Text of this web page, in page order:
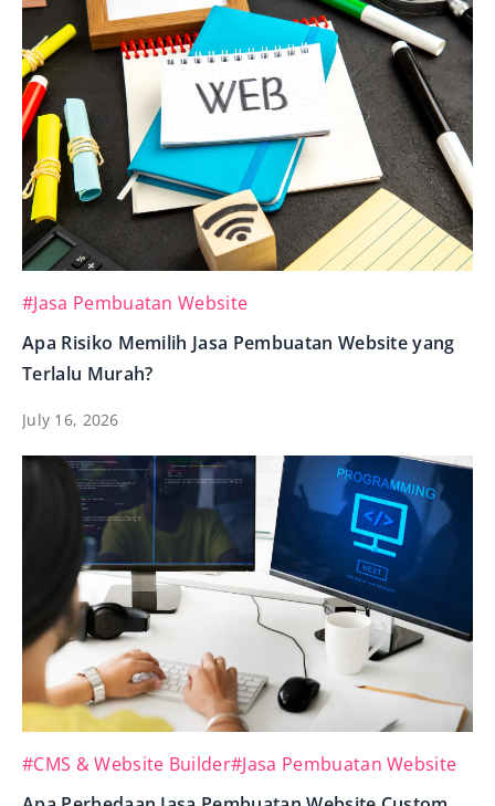
#Jasa Pembuatan Website
Apa Risiko Memilih Jasa Pembuatan Website yang
Terlalu Murah?
July 16, 2026
#CMS & Website Builder#Jasa Pembuatan Website